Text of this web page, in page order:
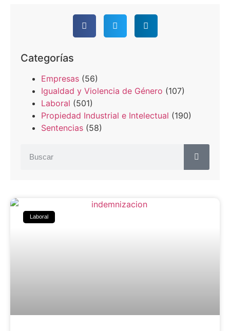
Laboral
Categorías
Empresas (56)
Igualdad y Violencia de Género (107)
Laboral (501)
Propiedad Industrial e Intelectual (190)
Sentencias (58)